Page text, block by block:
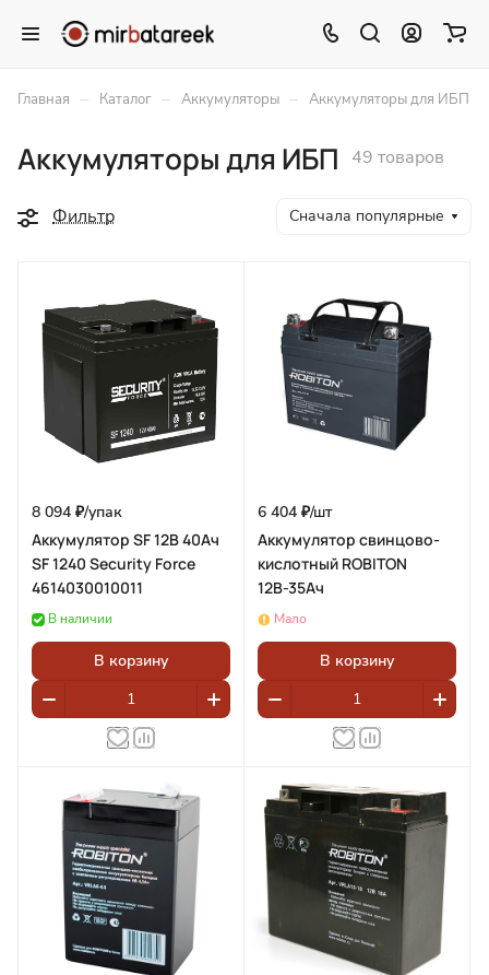
Главная – Каталог – Аккумуляторы – Аккумуляторы для ИБП
Аккумуляторы для ИБП 49 товаров
Фильтр Сначала популярные
8 094 ₽/упак
Аккумулятор SF 12В 40Ач
SF 1240 Security Force
4614030010011
В наличии
В корзину
6 404 ₽/шт
Аккумулятор свинцово-
кислотный ROBITON
12В-35Ач
Мало
В корзину